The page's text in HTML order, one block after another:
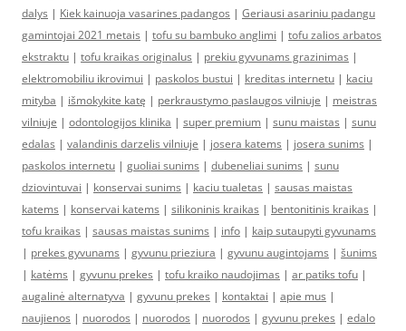
dalys | Kiek kainuoja vasarines padangos | Geriausi asariniu padangu
gamintojai 2021 metais | tofu su bambuko anglimi | tofu zalios arbatos
ekstraktu | tofu kraikas originalus | prekiu gyvunams grazinimas |
elektromobiliu ikrovimui | paskolos bustui | kreditas internetu | kaciu
mityba | išmokykite katę | perkraustymo paslaugos vilniuje | meistras
vilniuje | odontologijos klinika | super premium | sunu maistas | sunu
edalas | valandinis darzelis vilniuje | josera katems | josera sunims |
paskolos internetu | guoliai sunims | dubeneliai sunims | sunu
dziovintuvai | konservai sunims | kaciu tualetas | sausas maistas
katems | konservai katems | silikoninis kraikas | bentonitinis kraikas |
tofu kraikas | sausas maistas sunims | info | kaip sutaupyti gyvunams
| prekes gyvunams | gyvunu prieziura | gyvunu augintojams | šunims
| katėms | gyvunu prekes | tofu kraiko naudojimas | ar patiks tofu |
augalinė alternatyva | gyvunu prekes | kontaktai | apie mus |
naujienos | nuorodos | nuorodos | nuorodos | gyvunu prekes | edalo